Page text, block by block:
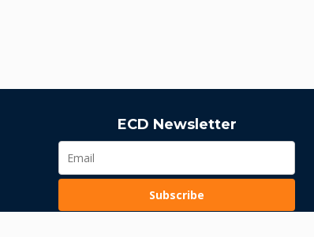
ECD Newsletter
Subscribe